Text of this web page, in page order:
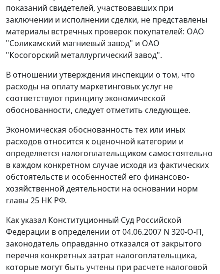
показаний свидетелей, участвовавших при
заключении и исполнении сделки, не представлены
материалы встречных проверок покупателей: ОАО
"Соликамский магниевый завод" и ОАО
"Косогорский металлургический завод".
В отношении утверждения инспекции о том, что
расходы на оплату маркетинговых услуг не
соответствуют принципу экономической
обоснованности, следует отметить следующее.
Экономическая обоснованность тех или иных
расходов относится к оценочной категории и
определяется налогоплательщиком самостоятельно
в каждом конкретном случае исходя из фактических
обстоятельств и особенностей его финансово-
хозяйственной деятельности на основании норм
главы 25 НК РФ.
Как указал Конституционный Суд Российской
Федерации в определении от 04.06.2007 N 320-О-П,
законодатель оправданно отказался от закрытого
перечня конкретных затрат налогоплательщика,
которые могут быть учтены при расчете налоговой